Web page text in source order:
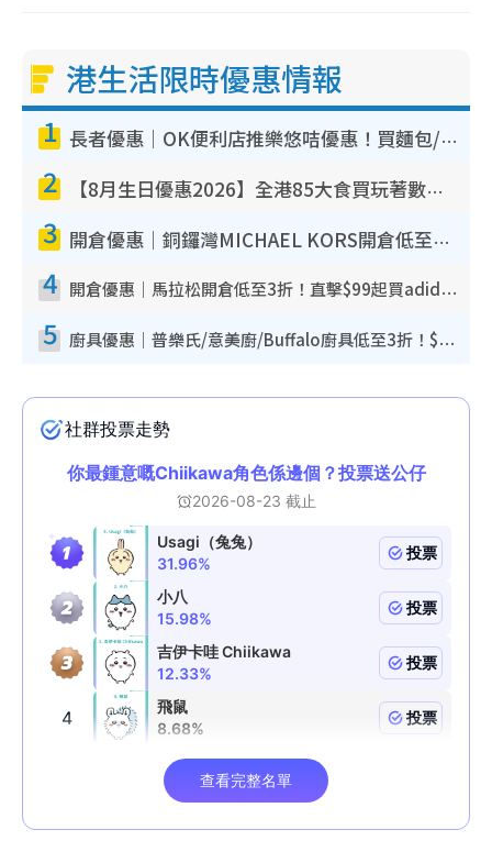
港生活限時優惠情報
1 長者優惠｜OK便利店推樂悠咭優惠！買麵包/牛奶/保健品拍卡即減
2 【8月生日優惠2026】全港85大食買玩著數攻略 自助餐/火鍋放題同行免費＋誠品/DONKI送現金券
3 開倉優惠｜銅鑼灣MICHAEL KORS開倉低至17折！直擊$500起買手袋/銀包/鞋款 必買經典Jet Set系列
4 開倉優惠｜馬拉松開倉低至3折！直擊$99起買adidas／New Balance／Puma鞋款 STANLEY保溫杯劈價至$119起
5 廚具優惠｜普樂氏/意美廚/Buffalo廚具低至3折！$89起買煎鍋／炒鑊／個人鍋 同場小家電激減至$99起